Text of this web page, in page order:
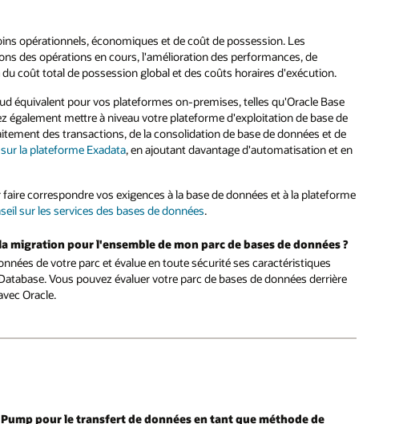
opérationnels, économiques et de coût de possession. Les
des opérations en cours, l'amélioration des performances, de
coût total de possession global et des coûts horaires d'exécution.
équivalent pour vos plateformes on-premises, telles qu'Oracle Base
également mettre à niveau votre plateforme d'exploitation de base de
des transactions, de la consolidation de base de données et de
la plateforme Exadata, en ajoutant davantage d'automatisation et en
faire correspondre vos exigences à la base de données et à la plateforme
sur les services des bases de données.
pour l'ensemble de mon parc de bases de données ?
de votre parc et évalue en toute sécurité ses caractéristiques
Vous pouvez évaluer votre parc de bases de données derrière
Oracle.
pour le transfert de données en tant que méthode de